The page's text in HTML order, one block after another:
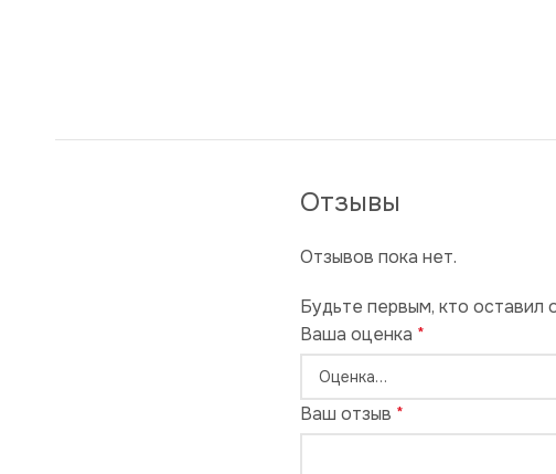
Отзывы
Отзывов пока нет.
Будьте первым, кто оставил
Ваша оценка *
Ваш отзыв *